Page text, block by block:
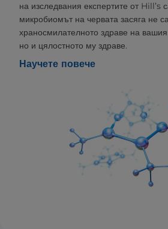
на изследвания експертите от Hill’s
микробиомът на червата засяга не
храносмилателното здраве на
но и цялостното му здраве.
Научете повече